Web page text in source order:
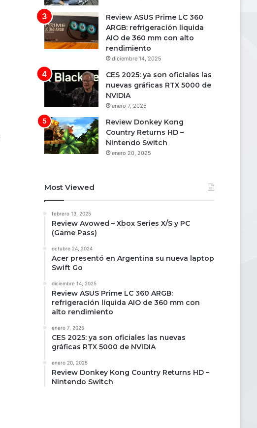
Review ASUS Prime LC 360
ARGB: refrigeración líquida
AIO de 360 mm con alto
rendimiento
diciembre 14, 2025
CES 2025: ya son oficiales las
nuevas gráficas RTX 5000 de
NVIDIA
enero 7, 2025
Review Donkey Kong
Country Returns HD –
Nintendo Switch
enero 20, 2025
Most Viewed
febrero 13, 2025
Review Avowed – Xbox Series X/S y PC
(Game Pass)
octubre 24, 2024
Acer presentó en Argentina su nueva laptop
Swift Go
diciembre 14, 2025
Review ASUS Prime LC 360 ARGB:
refrigeración líquida AIO de 360 mm con
alto rendimiento
enero 7, 2025
CES 2025: ya son oficiales las nuevas
gráficas RTX 5000 de NVIDIA
enero 20, 2025
Review Donkey Kong Country Returns HD –
Nintendo Switch